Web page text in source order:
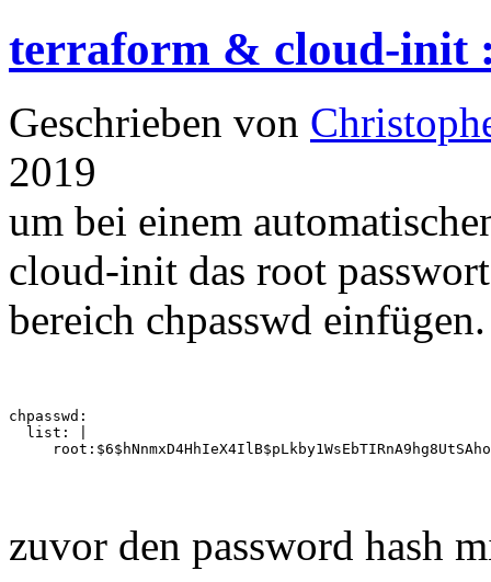
terraform & cloud-init
Geschrieben von
2019
um bei einem
cloud-init das root
bereich chpasswd einfügen.
chpasswd:
  list: |
zuvor den password hash